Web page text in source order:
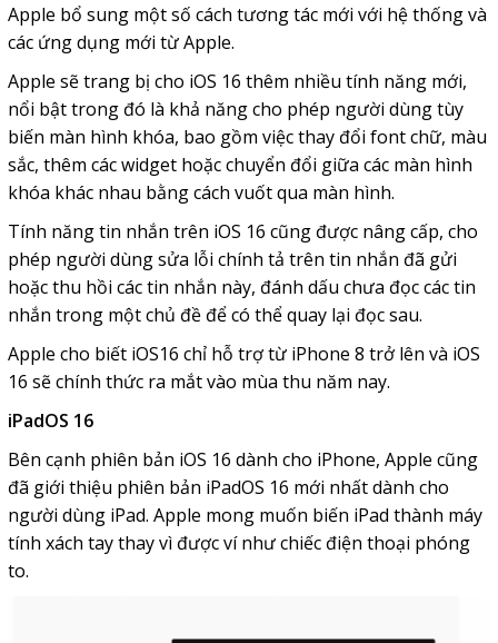
Apple bổ sung một số cách tương tác mới với hệ thống và
các ứng dụng mới từ Apple.
Apple sẽ trang bị cho iOS 16 thêm nhiều tính năng mới,
nổi bật trong đó là khả năng cho phép người dùng tùy
biến màn hình khóa, bao gồm việc thay đổi font chữ, màu
sắc, thêm các widget hoặc chuyển đổi giữa các màn hình
khóa khác nhau bằng cách vuốt qua màn hình.
Tính năng tin nhắn trên iOS 16 cũng được nâng cấp, cho
phép người dùng sửa lỗi chính tả trên tin nhắn đã gửi
hoặc thu hồi các tin nhắn này, đánh dấu chưa đọc các tin
nhắn trong một chủ đề để có thể quay lại đọc sau.
Apple cho biết iOS16 chỉ hỗ trợ từ iPhone 8 trở lên và iOS
16 sẽ chính thức ra mắt vào mùa thu năm nay.
iPadOS 16
Bên cạnh phiên bản iOS 16 dành cho iPhone, Apple cũng
đã giới thiệu phiên bản iPadOS 16 mới nhất dành cho
người dùng iPad. Apple mong muốn biến iPad thành máy
tính xách tay thay vì được ví như chiếc điện thoại phóng
to.